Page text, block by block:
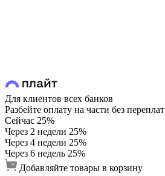
Для клиентов всех банков
Разбейте оплату на части без переплат
Сейчас 25%
Через 2 недели 25%
Через 4 недели 25%
Через 6 недель 25%
Добавляйте товары в корзину